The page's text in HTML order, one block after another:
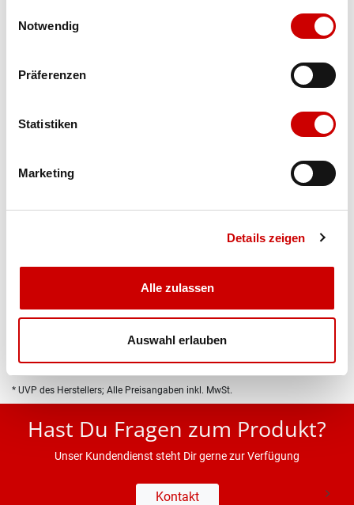
Notwendig
Präferenzen
Statistiken
Marketing
Details zeigen
Alle zulassen
Auswahl erlauben
IN DEN WARENKORB
Bis 17:00 Uhr bestellen: morgen geliefert - ab CHF 50.00
Produktbeschreibung
* UVP des Herstellers; Alle Preisangaben inkl. MwSt.
Hast Du Fragen zum Produkt?
Unser Kundendienst steht Dir gerne zur Verfügung
Kontakt